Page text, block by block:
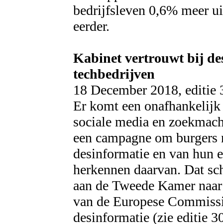
bedrijfsleven 0,6% meer
eerder.
Kabinet vertrouwt bij
techbedrijven
18 December 2018, editie
Er komt een onafhankelijk
sociale media en
een campagne om
desinformatie en van hun
herkennen daarvan. Dat
aan de Tweede Kamer
van de Europese
desinformatie (zie editie